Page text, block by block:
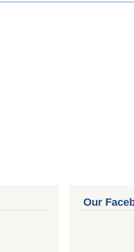
Our